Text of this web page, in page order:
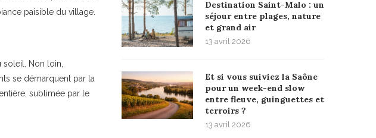
paisible du village.
soleil. Non loin,
se démarquent par la
sublimée par le
Destination Saint-Malo : un
séjour entre plages, nature
et grand air
13 avril 2026
Et si vous suiviez la Saône
pour un week-end slow
entre fleuve, guinguettes et
terroirs ?
13 avril 2026